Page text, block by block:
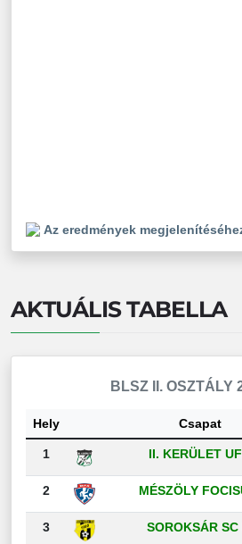
Az eredmények
AKTUÁLIS TABELLA
BLSZ II. OSZTÁLY
Hely Csapat
1 II. KERÜLET
2 MÉSZÖLY
3 SOROKSÁR SC